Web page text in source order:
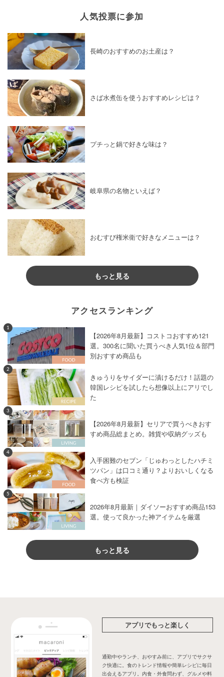
人気投票に参加
長崎のおすすめのお土産は？
さば水煮缶を使うおすすめレシピは？
プチっと鍋で好きな味は？
岐阜県の名物といえば？
おむすび権米衛で好きなメニューは？
もっと見る
アクセスランキング
1
【2026年8月最新】コストコおすすめ121
選。300名に聞いた買うべき人気1位＆部門
別おすすめ商品も
2
きゅうりをサイダーに漬けるだけ！話題の
韓国レシピを試したら想像以上にアリでし
た
3
【2026年8月最新】セリアで買うべきおす
すめ商品総まとめ。雑貨や収納グッズも
4
入手困難のセブン「じゅわっとしたハチミ
ツパン」は口コミ通り？よりおいしくなる
食べ方も検証
5
2026年8月最新｜ダイソーおすすめ商品153
選。使って良かった神アイテムを厳選
もっと見る
アプリでもっと楽しく
通勤中やランチ、おやすみ前に、アプリでサクサ
ク快適に。食のトレンド情報や簡単レシピに毎日
出会えるアプリ。内食・外食問わず、グルメや料